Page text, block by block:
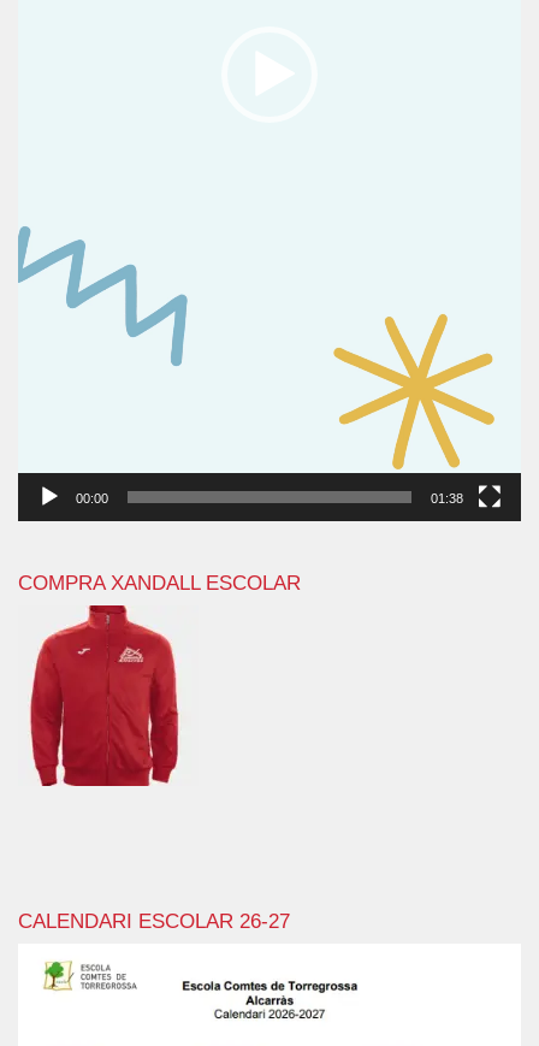
00:00 01:38
COMPRA XANDALL ESCOLAR
CALENDARI ESCOLAR 26-27